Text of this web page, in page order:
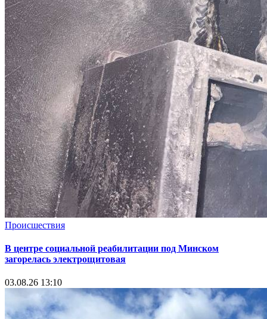
Происшествия
В центре социальной реабилитации под Минском
загорелась электрощитовая
03.08.26 13:10